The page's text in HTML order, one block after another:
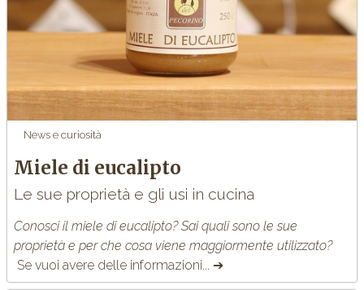
News e curiosità
Miele di eucalipto
Le sue proprietà e gli usi in cucina
Conosci il miele di eucalipto? Sai quali sono le sue
proprietà e per che cosa viene maggiormente utilizzato?
Se vuoi avere delle informazioni... ➔